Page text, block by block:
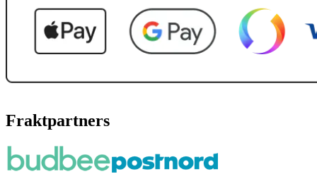
Fraktpartners